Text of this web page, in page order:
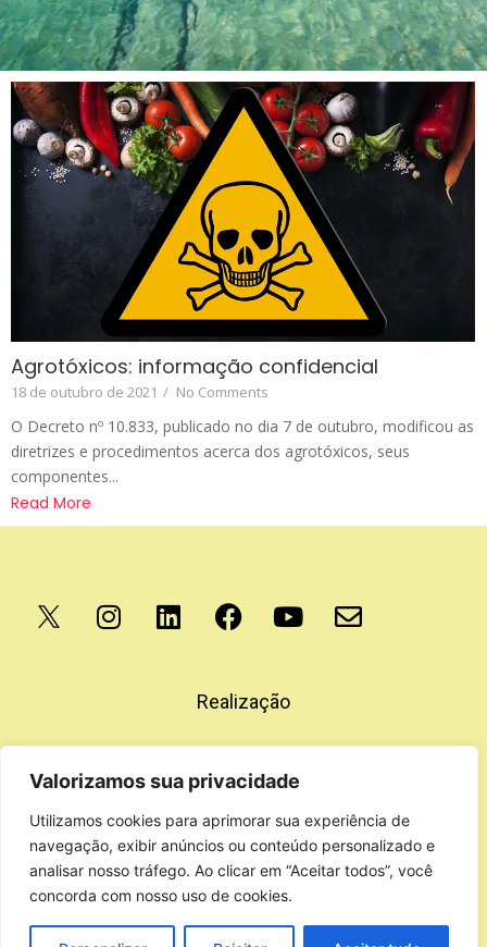
Valorizamos sua privacidade
Utilizamos cookies para aprimorar sua experiência de
navegação, exibir anúncios ou conteúdo personalizado e
analisar nosso tráfego. Ao clicar em “Aceitar todos”, você
concorda com nosso uso de cookies.
Agrotóxicos: informação confidencial
18 de outubro de 2021 / No Comments
O Decreto nº 10.833, publicado no dia 7 de outubro, modificou as
diretrizes e procedimentos acerca dos agrotóxicos, seus
componentes...
Read More
Realização